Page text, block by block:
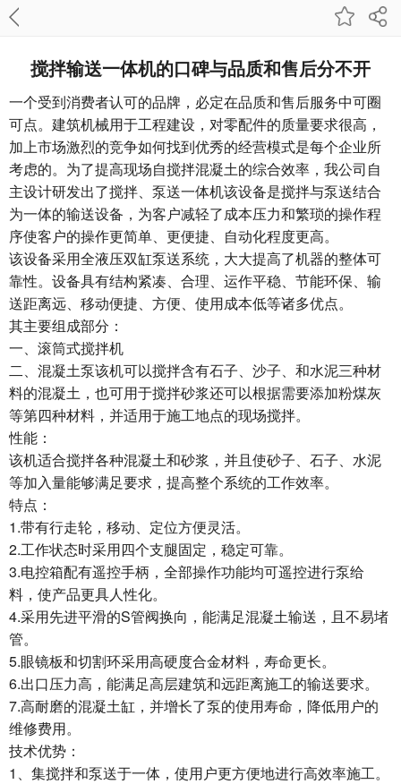
搅拌输送一体机的口碑与品质和售后分不开
一个受到消费者认可的品牌，必定在品质和售后服务中可圈
可点。建筑机械用于工程建设，对零配件的质量要求很高，
加上市场激烈的竞争如何找到优秀的经营模式是每个企业所
考虑的。为了提高现场自搅拌混凝土的综合效率，我公司自
主设计研发出了搅拌、泵送一体机该设备是搅拌与泵送结合
为一体的输送设备，为客户减轻了成本压力和繁琐的操作程
序使客户的操作更简单、更便捷、自动化程度更高。
该设备采用全液压双缸泵送系统，大大提高了机器的整体可
靠性。设备具有结构紧凑、合理、运作平稳、节能环保、输
送距离远、移动便捷、方便、使用成本低等诸多优点。
其主要组成部分：
一、滚筒式搅拌机
二、混凝土泵该机可以搅拌含有石子、沙子、和水泥三种材
料的混凝土，也可用于搅拌砂浆还可以根据需要添加粉煤灰
等第四种材料，并适用于施工地点的现场搅拌。
性能：
该机适合搅拌各种混凝土和砂浆，并且使砂子、石子、水泥
等加入量能够满足要求，提高整个系统的工作效率。
特点：
1.带有行走轮，移动、定位方便灵活。
2.工作状态时采用四个支腿固定，稳定可靠。
3.电控箱配有遥控手柄，全部操作功能均可遥控进行泵给
料，使产品更具人性化。
4.采用先进平滑的S管阀换向，能满足混凝土输送，且不易堵
管。
5.眼镜板和切割环采用高硬度合金材料，寿命更长。
6.出口压力高，能满足高层建筑和远距离施工的输送要求。
7.高耐磨的混凝土缸，并增长了泵的使用寿命，降低用户的
维修费用。
技术优势：
1、集搅拌和泵送于一体，使用户更方便地进行高效率施工。